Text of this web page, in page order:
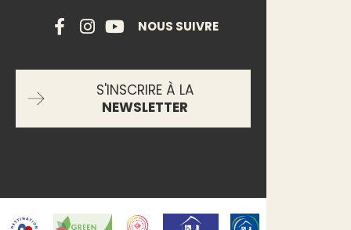
NOUS SUIVRE
S'INSCRIRE À LA
NEWSLETTER